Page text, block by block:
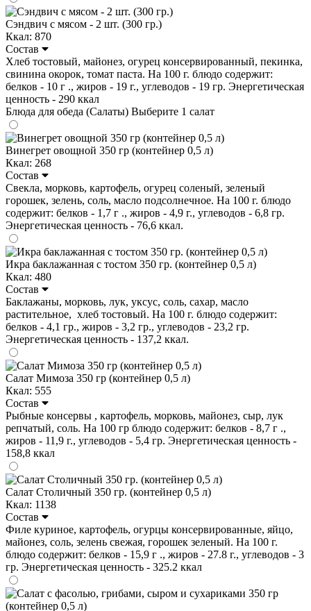
Сэндвич с мясом - 2 шт. (300 гр.)
Ккал: 870
Состав
Хлеб тостовый, майонез, огурец консервированный, пекинка,
свинина окорок, томат паста. На 100 г. блюдо содержит:
белков - 10 г ., жиров - 19 г., углеводов - 19 гр. Энергетическая
ценность - 290 ккал
Блюда для обеда (Салаты) Выберите 1 салат
Винегрет овощной 350 гр (контейнер 0,5 л)
Ккал: 268
Состав
Свекла, морковь, картофель, огурец соленый, зеленый
горошек, зелень, соль, масло подсолнечное. На 100 г. блюдо
содержит: белков - 1,7 г ., жиров - 4,9 г., углеводов - 6,8 гр.
Энергетическая ценность - 76,6 ккал.
Икра баклажанная с тостом 350 гр. (контейнер 0,5 л)
Ккал: 480
Состав
Баклажаны, морковь, лук, уксус, соль, сахар, масло
растительное, хлеб тостовый. На 100 г. блюдо содержит:
белков - 4,1 гр., жиров - 3,2 гр., углеводов - 23,2 гр.
Энергетическая ценность - 137,2 ккал.
Салат Мимоза 350 гр (контейнер 0,5 л)
Ккал: 555
Состав
Рыбные консервы , картофель, морковь, майонез, сыр, лук
репчатый, соль. На 100 гр блюдо содержит: белков - 8,7 г .,
жиров - 11,9 г., углеводов - 5,4 гр. Энергетическая ценность -
158,8 ккал
Салат Столичный 350 гр. (контейнер 0,5 л)
Ккал: 1138
Состав
Филе куриное, картофель, огурцы консервированные, яйцо,
майонез, соль, зелень свежая, горошек зеленый. На 100 г.
блюдо содержит: белков - 15,9 г ., жиров - 27.8 г., углеводов - 3
гр. Энергетическая ценность - 325.2 ккал